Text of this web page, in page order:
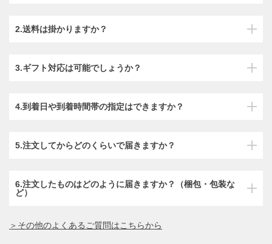
2.送料は掛かりますか？
3.ギフト対応は可能でしょうか？
4.到着日や到着時間帯の指定はできますか？
5.注文してからどのくらいで届きますか？
6.注文したものはどのように届きますか？（梱包・包装な
ど）
＞その他のよくあるご質問はこちらから